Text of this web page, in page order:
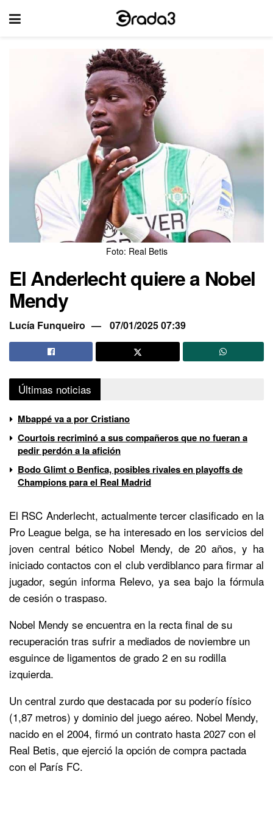
Foto: Real Betis
El Anderlecht quiere a Nobel
Mendy
Lucía Funqueiro 07/01/2025 07:39
Últimas noticias
Mbappé va a por Cristiano
Courtois recriminó a sus compañeros que no fueran a
pedir perdón a la afición
Bodo Glimt o Benfica, posibles rivales en playoffs de
Champions para el Real Madrid
El RSC Anderlecht, actualmente tercer clasificado en la
Pro League belga, se ha interesado en los servicios del
joven central bético Nobel Mendy, de 20 años, y ha
iniciado contactos con el club verdiblanco para firmar al
jugador, según informa Relevo, ya sea bajo la fórmula
de cesión o traspaso.
Nobel Mendy se encuentra en la recta final de su
recuperación tras sufrir a mediados de noviembre un
esguince de ligamentos de grado 2 en su rodilla
izquierda.
Un central zurdo que destacada por su poderío físico
(1,87 metros) y dominio del juego aéreo. Nobel Mendy,
nacido en el 2004, firmó un contrato hasta 2027 con el
Real Betis, que ejerció la opción de compra pactada
con el París FC.